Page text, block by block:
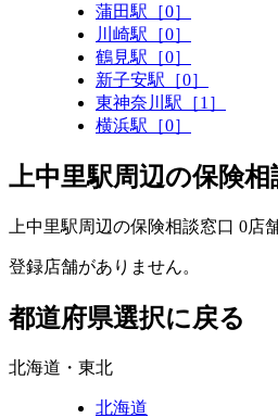
蒲田駅［0］
川崎駅［0］
鶴見駅［0］
新子安駅［0］
東神奈川駅［1］
横浜駅［0］
上中里駅周辺の保険相
上中里駅周辺の保険相談窓口 0店
登録店舗がありません。
都道府県選択に戻る
北海道・東北
北海道